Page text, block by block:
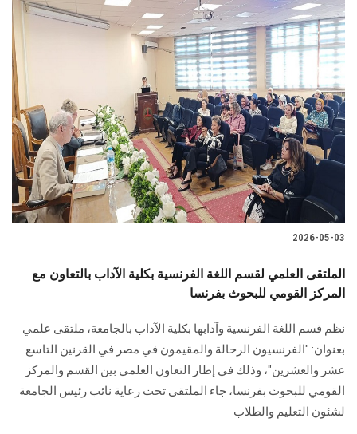
2026-05-03
الملتقى العلمي لقسم اللغة الفرنسية بكلية الآداب بالتعاون مع
المركز القومي للبحوث بفرنسا
نظم قسم اللغة الفرنسية وآدابها بكلية الآداب بالجامعة، ملتقى علمي
بعنوان: "الفرنسيون الرحالة والمقيمون في مصر في القرنين التاسع
عشر والعشرين"، وذلك في إطار التعاون العلمي بين القسم والمركز
القومي للبحوث بفرنسا، جاء الملتقى تحت رعاية نائب رئيس الجامعة
لشئون التعليم والطلاب